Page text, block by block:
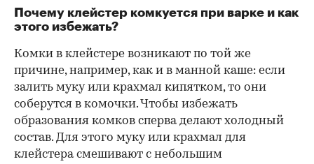
Почему клейстер комкуется при варке и как
этого избежать?
Комки в клейстере возникают по той же
причине, например, как и в манной каше: если
залить муку или крахмал кипятком, то они
соберутся в комочки. Чтобы избежать
образования комков сперва делают холодный
состав. Для этого муку или крахмал для
клейстера смешивают с небольшим